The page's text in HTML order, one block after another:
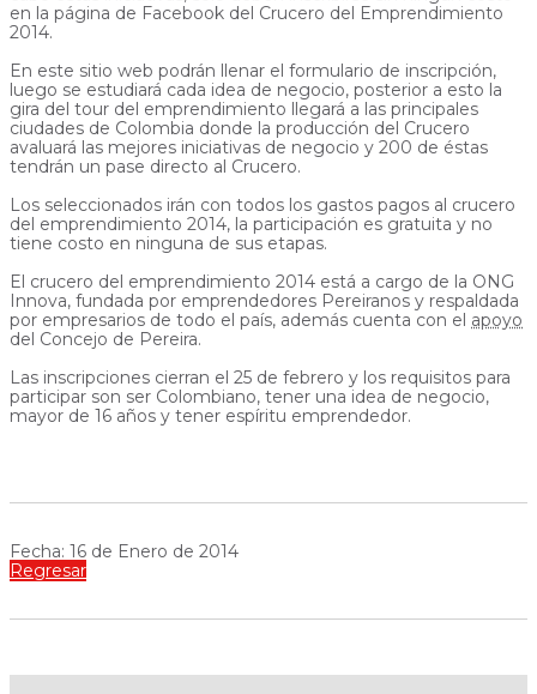
en la página de Facebook del Crucero del Emprendimiento
2014.
En este sitio web podrán llenar el formulario de inscripción,
luego se estudiará cada idea de negocio, posterior a esto la
gira del tour del emprendimiento llegará a las principales
ciudades de Colombia donde la producción del Crucero
avaluará las mejores iniciativas de negocio y 200 de éstas
tendrán un pase directo al Crucero.
Los seleccionados irán con todos los gastos pagos al crucero
del emprendimiento 2014, la participación es gratuita y no
tiene costo en ninguna de sus etapas.
El crucero del emprendimiento 2014 está a cargo de la ONG
Innova, fundada por emprendedores Pereiranos y respaldada
por empresarios de todo el país, además cuenta con el apoyo
del Concejo de Pereira.
Las inscripciones cierran el 25 de febrero y los requisitos para
participar son ser Colombiano, tener una idea de negocio,
mayor de 16 años y tener espíritu emprendedor.
Fecha: 16 de Enero de 2014
Regresar